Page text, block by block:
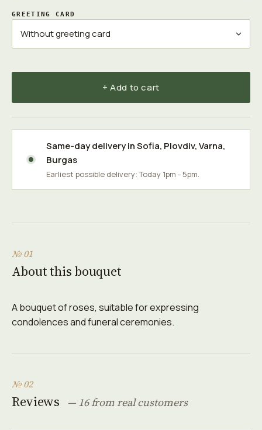
GREETING CARD
+ Add to cart
Same-day delivery inSofia, Plovdiv,Varna,
Burgas
Earliest possible delivery: Today 1pm - 5pm.
№ 01
About this bouquet
A bouquet of roses, suitable for expressing
condolences and funeral ceremonies.
№ 02
Reviews — 16 from real customers